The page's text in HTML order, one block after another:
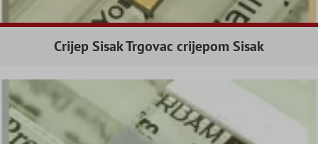
Crijep Sisak Trgovac crijepom Sisak